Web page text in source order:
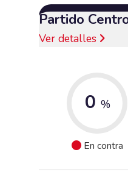
Partido
Ver detalles
0 %
En contra